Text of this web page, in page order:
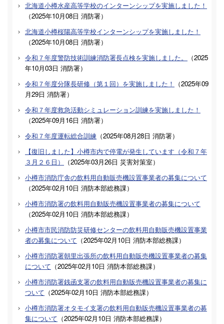
北海道小樽水産高等学校のインターンシップを実施しました！
（2025年10月08日 消防署）
北海道小樽桜陽高等学校インターンシップを実施しました！
（2025年10月08日 消防署）
令和７年度警防技術訓練消防署長点検を実施しました。
（2025
年10月03日 消防署）
令和７年度分隊長研修（第１回）を実施しました！
（2025年09
月29日 消防署）
令和７年度救急活動シミュレーション訓練を実施しました！
（2025年09月16日 消防署）
令和７年度運転総合訓練 （2025年08月28日 消防署）
【復旧しました】小樽市内で停電が発生しています（令和７年
３月２６日）
（2025年03月26日 災害対策室）
小樽市消防庁舎の飲料用自動販売機設置事業者の募集について
（2025年02月10日 消防本部総務課）
小樽市消防署の飲料用自動販売機設置事業者の募集について
（2025年02月10日 消防本部総務課）
小樽市市民消防防災研修センターの飲料用自動販売機設置事業
者の募集について （2025年02月10日 消防本部総務課）
小樽市消防署朝里出張所の飲料用自動販売機設置事業者の募集
について （2025年02月10日 消防本部総務課）
小樽市消防署銭函支署の飲料用自動販売機設置事業者の募集に
ついて （2025年02月10日 消防本部総務課）
小樽市消防署オタモイ支署の飲料用自動販売機設置事業者の募
集について （2025年02月10日 消防本部総務課）